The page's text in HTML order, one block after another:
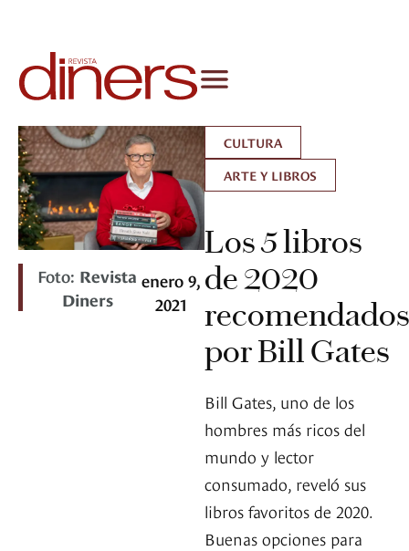
Foto: Revista
Diners
enero 9,
2021
CULTURA
ARTE Y LIBROS
Los 5 libros
de 2020
recomendados
por Bill Gates
Bill Gates, uno de los
hombres más ricos del
mundo y lector
consumado, reveló sus
libros favoritos de 2020.
Buenas opciones para